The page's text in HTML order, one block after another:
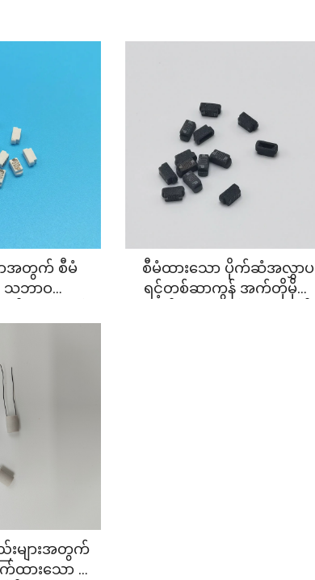
အတွက် စီမံ
သဘာဝ
လုပ်ထားသော
ောင်းခြင်း
စီမံထားသော ပိုက်ဆံအလွှာပ
ရင့်တစ်ဆာကွန် အက်တိုမိုက်
ည်းများအတွက်
ထားသော စီ